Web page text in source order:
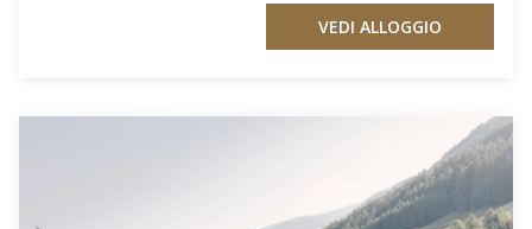
VEDI ALLOGGIO